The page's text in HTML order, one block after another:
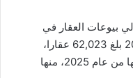
بيوعات العقار في
المملكة خلال النصف الأول من عام 2026 بلغ 62,023 عقارا،
بانخفاض نسبته 8% مقارنة بالفترة نفسها من عام 2025، منها